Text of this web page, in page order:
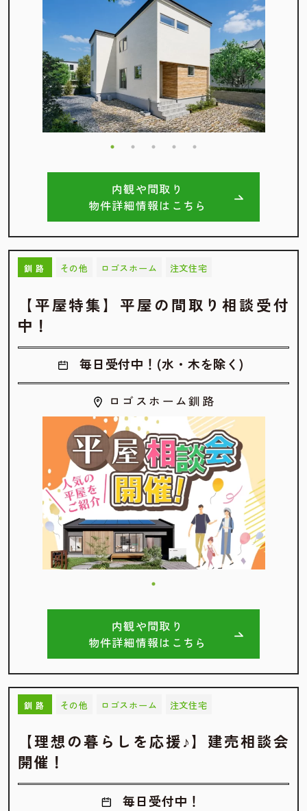
内観や間取り
物件詳細情報はこちら
釧路 その他 ロゴスホーム 注文住宅
【平屋特集】平屋の間取り相談受付
中！
毎日受付中！(水・木を除く)
ロゴスホーム釧路
内観や間取り
物件詳細情報はこちら
釧路 その他 ロゴスホーム 注文住宅
【理想の暮らしを応援♪】建売相談会
開催！
毎日受付中！